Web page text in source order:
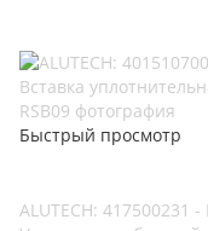
Быстрый просмотр
ALUTECH: 417500231